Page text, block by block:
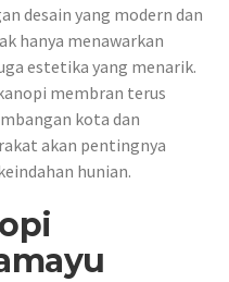
desain yang modern dan
hanya menawarkan
estetika yang menarik.
membran terus
kota dan
akan pentingnya
hunian.